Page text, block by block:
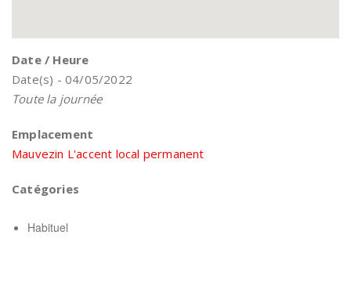
Date / Heure
Date(s) - 04/05/2022
Toute la journée
Emplacement
Mauvezin L'accent local permanent
Catégories
Habituel